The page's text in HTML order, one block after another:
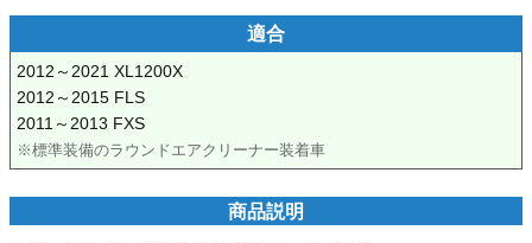
適合
2012～2021 XL1200X
2012～2015 FLS
※標準装備のラウンドエアクリーナー装着車
商品説明